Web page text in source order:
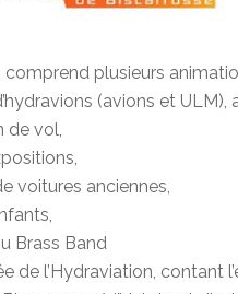
plusieurs
(avions et ULM),
de vol,
voitures anciennes,
Brass Band
de l’Hydraviation, contant